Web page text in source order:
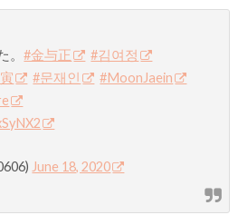
。#金与正
#김여정
#문재인
#MoonJaein
June 18, 2020